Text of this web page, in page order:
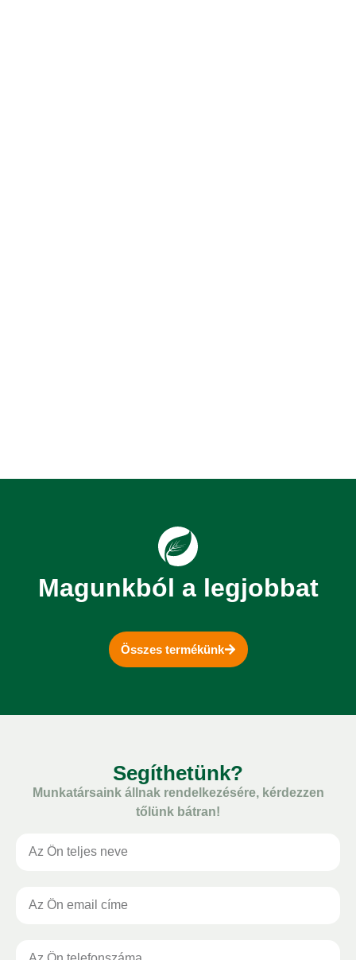
Magunkból a legjobbat
Összes termékünk
Segíthetünk?
Munkatársaink állnak rendelkezésére, kérdezzen
tőlünk bátran!